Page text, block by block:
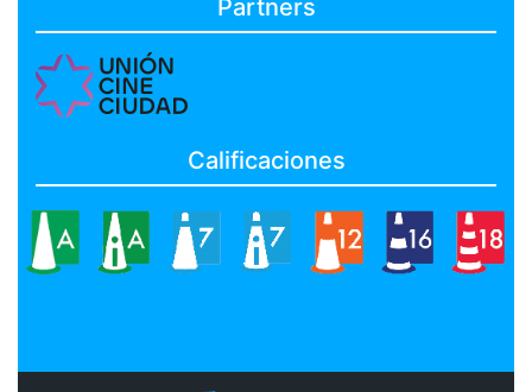
Partners
Calificaciones